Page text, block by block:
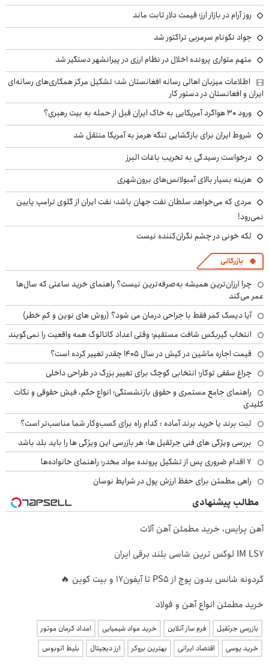
روز آرام در بازار ارز؛ قیمت دلار ثابت ماند
جواد نکونام سرمربی تراکتور شد
متهم متواری پرونده اخلال در نظام ارزی در پیرانشهر دستگیر شد
اطلاعات میزبان اهالی رسانه افغانستان شد؛ تشکیل مرکز همکاری‌های رسانه‌ای
ایران و افغانستان در دستور کار
ورود ۳۰ هواگرد آمریکایی به خاک ایران قبل از حمله به بیت رهبری؟
شروط ایران برای بازگشایی تنگه هرمز به آمریکا منتقل شد
درخواست رسیدگی به تخریب باغات البرز
هزینه بسیار بالای آمبولانس‌های برون‌شهری
مردی که می‌خواهد سلطان نفت جهان باشد؛ نفت ایران از گلوی ترامپ پایین
نمی‌رود!
لکه خونی در چشم نگران‌کننده نیست
بازرگانی
چرا ارزان‌ترین همیشه به‌صرفه‌ترین نیست؟ راهنمای خرید ساعتی که سال‌ها
عمر می‌کند
آیا دیسک کمر فقط با جراحی درمان می شود؟ (روش های نوین و کم خطر)
انتخاب گیربکس شافت مستقیم؛ وقتی اعداد کاتالوگ همه واقعیت را نمی‌گویند
قیمت اجاره ماشین در کیش در سال ۱۴۰۵ چقدر تغییر کرده است؟
چراغ سقفی توکار؛ انتخابی کوچک برای تغییر بزرگ در طراحی داخلی
راهنمای جامع مستمری و حقوق بازنشستگی؛ انواع حکم، فیش حقوقی و نکات
کلیدی
ثبت برند یا خرید برند آماده : کدام راه برای کسب‌وکار شما مناسب‌تر است؟
بررسی ویژگی های فنی جرثقیل ها: هر بازرسی این ویژگی ها را باید بلد باشد
۷ اقدام ضروری پس از تشکیل پرونده مواد مخدر؛ راهنمای خانواده‌ها
راهی مطمئن برای حفظ ارزش پول در شرایط نوسان
مطالب پیشنهادی
آهن پرایس، خرید مطمئن آهن آلات
IM LS7 لوکس ترین شاسی بلند برقی ایران
گردونه شانس بدون پوچ از PS5 تا آیفون17 و بیت کوین 🔥
خرید مطمئن انواع آهن و فولاد
بازرسی جرثقیل فرم ساز آنلاین خرید مواد شیمیایی
امداد کرمان موتور
خرید یوسی
اقتصاد ایرانی بهترین بروکر ارز دیجیتال بلیط اتوبوس